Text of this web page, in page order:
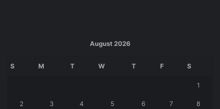
August 2026
S M T W T F S
1
2 3 4 5 6 7 8